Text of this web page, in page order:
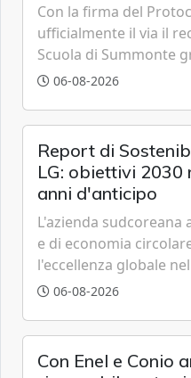
Con la firma del
ufficialmente il via il
Scuola di Summonte
partenariato pubblico-
06-08-2026
Report di
LG: obiettivi 2030
anni d'anticipo
L'azienda
e di economia
l'eccellenza globale
grazie a innovazione,
06-08-2026
Con Enel e Conio